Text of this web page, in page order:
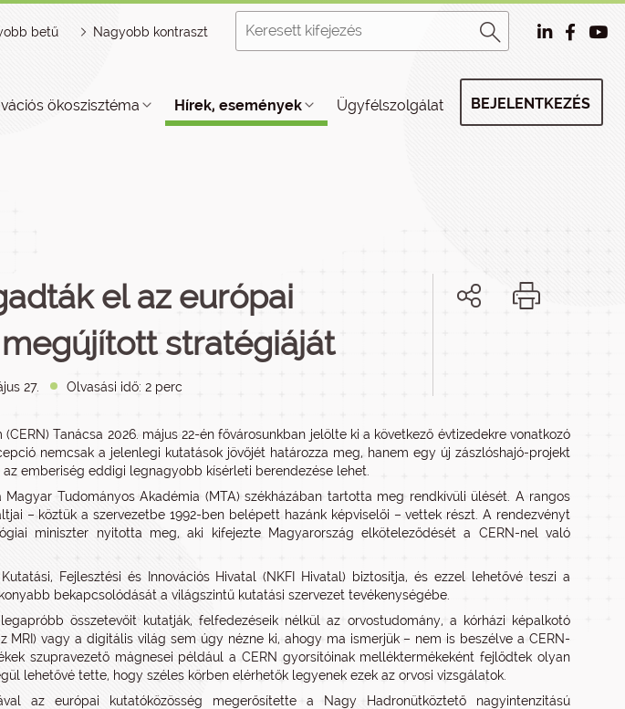
betű Nagyobb kontraszt
ökoszisztéma Hírek, események Ügyfélszolgálat BEJELENTKEZÉS
el az európai
stratégiáját
27. Olvasási idő: 2 perc
Tanácsa 2026. május 22-én fővárosunkban jelölte ki a következő évtizedekre vonatkozó
nemcsak a jelenlegi kutatások jövőjét határozza meg, hanem egy új zászlóshajó-projekt
emberiség eddigi legnagyobb kísérleti berendezése lehet.
Tudományos Akadémia (MTA) székházában tartotta meg rendkívüli ülését. A rangos
– köztük a szervezetbe 1992-ben belépett hazánk képviselői – vettek részt. A rendezvényt
miniszter nyitotta meg, aki kifejezte Magyarország elköteleződését a CERN-nel való
Fejlesztési és Innovációs Hivatal (NKFI Hivatal) biztosítja, és ezzel lehetővé teszi a
bekapcsolódását a világszintű kutatási szervezet tevékenységébe.
összetevőit kutatják, felfedezéseik nélkül az orvostudomány, a kórházi képalkotó
MRI) vagy a digitális világ sem úgy nézne ki, ahogy ma ismerjük – nem is beszélve a CERN-
szupravezető mágnesei például a CERN gyorsítóinak melléktermékeként fejlődtek olyan
lehetővé tette, hogy széles körben elérhetők legyenek ezek az orvosi vizsgálatok.
az európai kutatóközösség megerősítette a Nagy Hadronütköztető nagyintenzitású